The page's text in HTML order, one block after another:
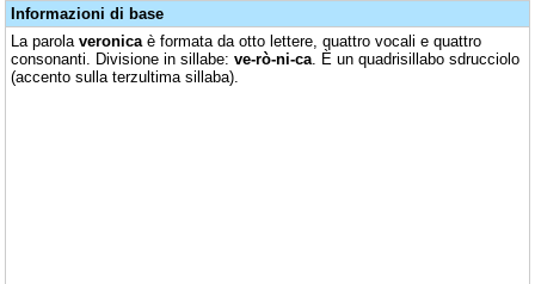
Informazioni di base
La parola veronica è formata da otto lettere, quattro vocali e quattro
consonanti. Divisione in sillabe: ve-rò-ni-ca . È un quadrisillabo sdrucciolo
(accento sulla terzultima sillaba).